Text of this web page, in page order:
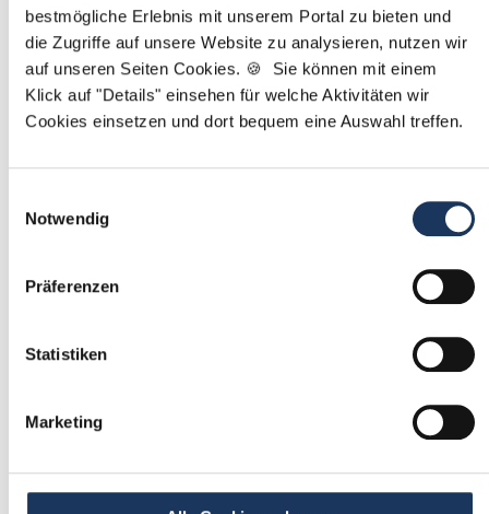
bestmögliche Erlebnis mit unserem Portal zu bieten und
die Zugriffe auf unsere Website zu analysieren, nutzen wir
auf unseren Seiten Cookies. 🍪 Sie können mit einem
Klick auf "Details" einsehen für welche Aktivitäten wir
Cookies einsetzen und dort bequem eine Auswahl treffen.
Notwendig
Präferenzen
Statistiken
Marketing
Schon Stellenanfrage abgesendet? Dann passen Siehier
Ihre Angaben für die Stellensuche an.
Mit*markierte Felder sind Pflichtfelder
Passende Stellenangebote
stetig neue Stellenangebote erhalten